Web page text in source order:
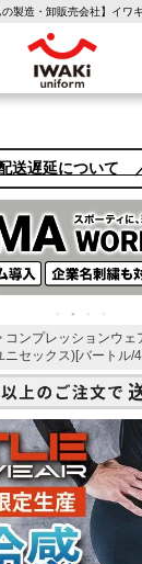
の製造・卸販売会社】イワ
業着・作業服 ファン
送遅延について
コンプレッションウェ
ニセックス)[バートル/